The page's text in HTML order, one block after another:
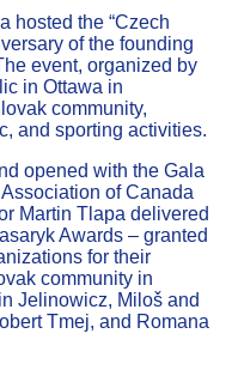
hosted the “Czech
of the founding
event, organized by
in Ottawa in
community,
and sporting activities.
opened with the Gala
of Canada
Martin Tlapa delivered
Awards – granted
for their
community in
Jelinowicz, Miloš and
Tmej, and Romana